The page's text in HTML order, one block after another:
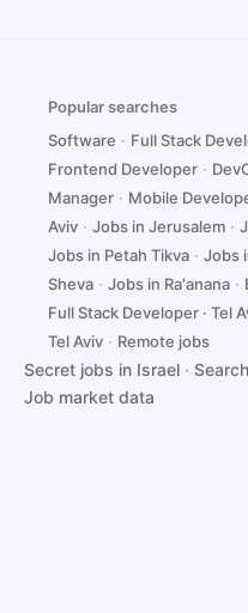
Popular searches
Software · Full Stack
Frontend Developer ·
Manager · Mobile
Aviv · Jobs in Jerusalem ·
Jobs in Petah Tikva · Jobs
Sheva · Jobs in Ra'anana ·
Full Stack Developer · Tel
Tel Aviv · Remote jobs
Secret jobs in Israel ·
Job market data